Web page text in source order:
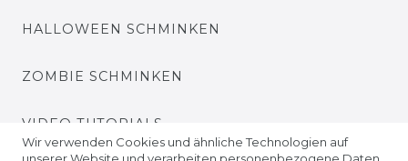
HALLOWEEN SCHMINKEN
ZOMBIE SCHMINKEN
VIDEO TUTORIALS
Wir verwenden Cookies und ähnliche Technologien auf